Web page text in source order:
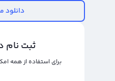
حال که می‌دانید ریپل چیست، گام بعدی
ادامه بهترین روش خرید ریپل در ایران را
ثبت نام
برای استفاده از همه